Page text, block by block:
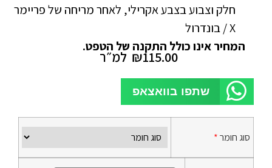
חלק וצבוע בצבע אקרילי, לאחר מריחה של פריימר
X / בונדרול
המחיר אינו כולל התקנה של הטפט.
₪115.00 למ״ר
שתפו בוואצאפ
סוג חומר*